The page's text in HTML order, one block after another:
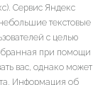
Сервис Яндекс
текстовые
с целью
при помощи
вас, однако может
Информация об